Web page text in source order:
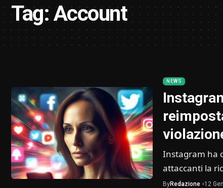
Tag:Account
NEWS
Instagram ha
attaccanti la
ByRedazione 12